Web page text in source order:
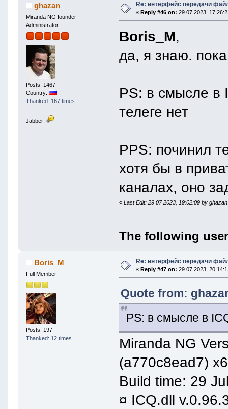
ghazan
Miranda NG founder
Administrator
Posts: 1467
Country:
Thanked: 167 times
Jabber:
Re: интерфейс передачи
« Reply #46 on: 29 07 2023,
Boris_M,
да, я знаю.
PS: в смысле в
телеге нет
PPS: починил
хотя бы в
каналах, оно
«Last Edit: 29 07 2023, 19:02:09 by ghazan
The following
Boris_M
Full Member
Posts: 197
Thanked: 12 times
Re: интерфейс передачи
« Reply #47 on: 29 07 2023,
Quote from:
PS: в смысле в
Miranda NG
(a770c8ead7)
Build time: 29
¤ ICQ.dll